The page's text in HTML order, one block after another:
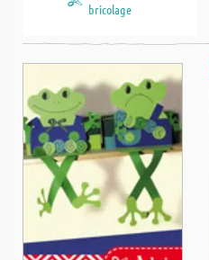
bricolage